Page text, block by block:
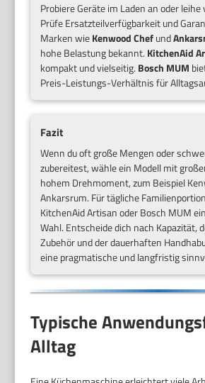
Probiere Geräte im Laden an oder leihe
Prüfe Ersatzteilverfügbarkeit und
Marken wieKenwood Chefund
hohe Belastung bekannt. KitchenAid
kompakt und vielseitig. Bosch MUM
Preis-Leistungs-Verhältnis für
Fazit
Wenn du oft große Mengen oder
zubereitest, wähle ein Modell mit
hohem Drehmoment, zum Beispiel
Ankarsrum. Für tägliche
KitchenAid Artisan oder Bosch MUM
Wahl. Entscheide dich nach Kapazität,
Zubehör und der dauerhaften
eine pragmatische und langfristig
Typische
Alltag